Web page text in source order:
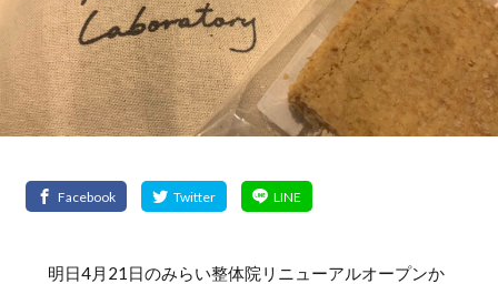
明日4月21日のみらい整体院リニューアルオープンか